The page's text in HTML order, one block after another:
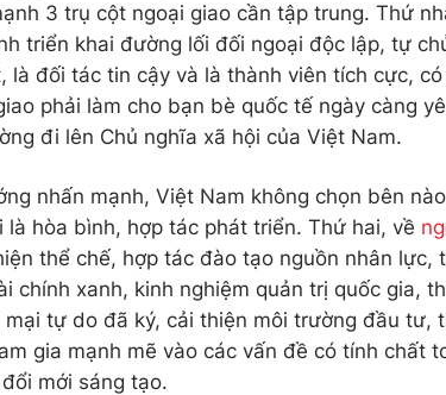
3 trụ cột ngoại giao cần tập trung. Thứ
triển khai đường lối đối ngoại độc lập, tự
là đối tác tin cậy và là thành viên tích cực,
phải làm cho bạn bè quốc tế ngày càng
đi lên Chủ nghĩa xã hội của Việt Nam.
nhấn mạnh, Việt Nam không chọn bên
là hòa bình, hợp tác phát triển. Thứ hai, về
thể chế, hợp tác đào tạo nguồn nhân lực,
chính xanh, kinh nghiệm quản trị quốc gia,
tự do đã ký, cải thiện môi trường đầu tư,
gia mạnh mẽ vào các vấn đề có tính chất
mới sáng tạo.